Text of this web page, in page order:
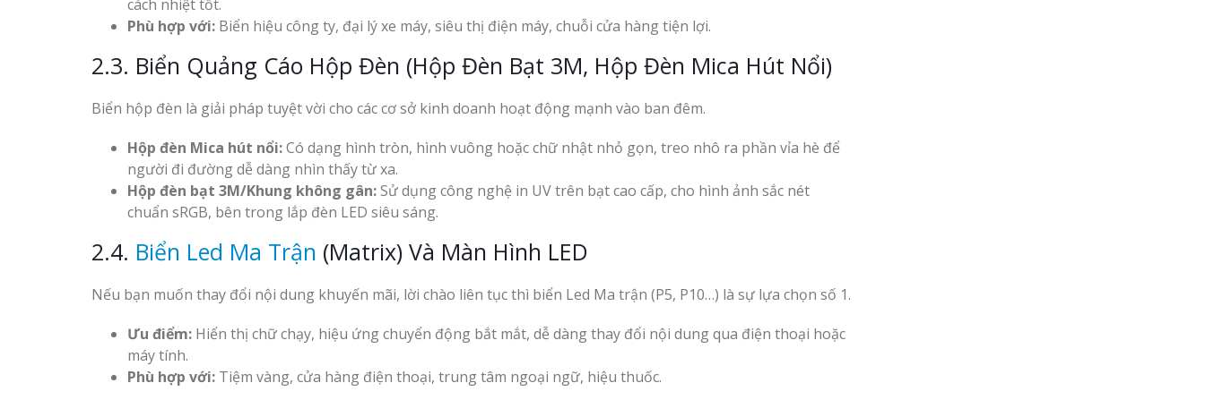
cách nhiệt tốt.
Phù hợp với: Biển hiệu công ty, đại lý xe máy, siêu thị điện máy, chuỗi cửa hàng tiện lợi.
2.3. Biển Quảng Cáo Hộp Đèn (Hộp Đèn Bạt 3M, Hộp Đèn Mica Hút Nổi)
Biển hộp đèn là giải pháp tuyệt vời cho các cơ sở kinh doanh hoạt động mạnh vào ban đêm.
Hộp đèn Mica hút nổi:Có dạng hình tròn, hình vuông hoặc chữ nhật nhỏ gọn, treo nhô ra phần vỉa hè để
người đi đường dễ dàng nhìn thấy từ xa.
Hộp đèn bạt 3M/Khung không gân:Sử dụng công nghệ in UV trên bạt cao cấp, cho hình ảnh sắc nét
chuẩn sRGB, bên trong lắp đèn LED siêu sáng.
2.4. Biển Led Ma Trận (Matrix) Và Màn Hình LED
Nếu bạn muốn thay đổi nội dung khuyến mãi, lời chào liên tục thì biển Led Ma trận (P5, P10…) là sự lựa chọn số 1.
Ưu điểm: Hiển thị chữ chạy, hiệu ứng chuyển động bắt mắt, dễ dàng thay đổi nội dung qua điện thoại hoặc
máy tính.
Phù hợp với: Tiệm vàng, cửa hàng điện thoại, trung tâm ngoại ngữ, hiệu thuốc.